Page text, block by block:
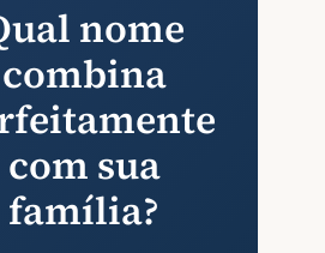
nome
combina
com sua
família?